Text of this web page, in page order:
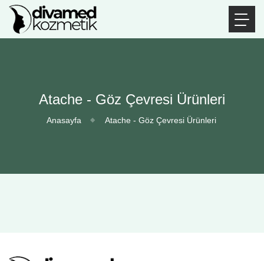
Atache - Göz Çevresi Ürünleri
Anasayfa Atache - Göz Çevresi Ürünleri